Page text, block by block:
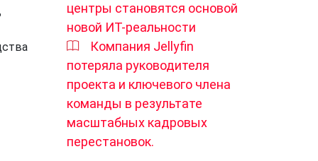
центры становятся основой
новой ИТ-реальности
Компания Jellyfin
потеряла руководителя
проекта и ключевого члена
команды в результате
масштабных кадровых
перестановок.